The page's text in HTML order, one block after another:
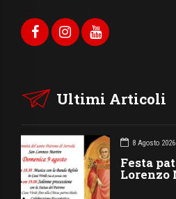
Ultimi Articoli
8 Agosto 2026
Festa
Lorenzo